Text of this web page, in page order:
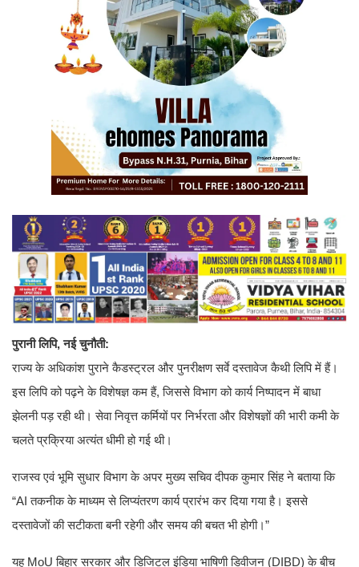
पुरानी लिपि, नई चुनौती:
राज्य के अधिकांश पुराने कैडस्ट्रल और पुनरीक्षण सर्वे दस्तावेज कैथी लिपि में हैं।
इस लिपि को पढ़ने के विशेषज्ञ कम हैं, जिससे विभाग को कार्य निष्पादन में बाधा
झेलनी पड़ रही थी। सेवा निवृत्त कर्मियों पर निर्भरता और विशेषज्ञों की भारी कमी के
चलते प्रक्रिया अत्यंत धीमी हो गई थी।
राजस्व एवं भूमि सुधार विभाग के अपर मुख्य सचिव दीपक कुमार सिंह ने बताया कि
“AI तकनीक के माध्यम से लिप्यंतरण कार्य प्रारंभ कर दिया गया है। इससे
दस्तावेजों की सटीकता बनी रहेगी और समय की बचत भी होगी।”
यह MoU बिहार सरकार और डिजिटल इंडिया भाषिणी डिवीजन (DIBD) के बीच